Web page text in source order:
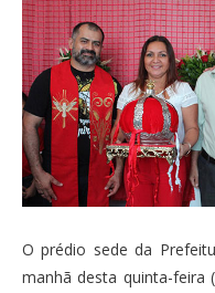
O prédio sede da
manhã desta quinta-feira